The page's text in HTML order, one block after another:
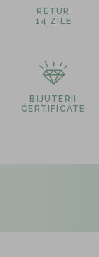
RETUR
14 ZILE
BIJUTERII
CERTIFICATE